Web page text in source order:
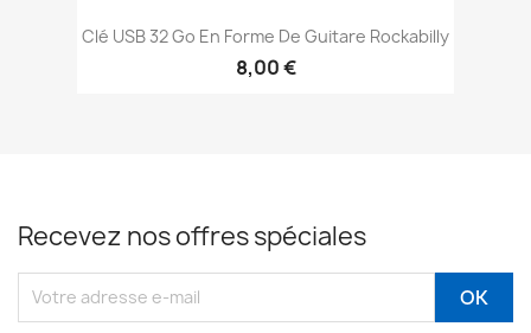
Clé USB 32 Go En Forme De Guitare Rockabilly
8,00 €
Recevez nos offres spéciales